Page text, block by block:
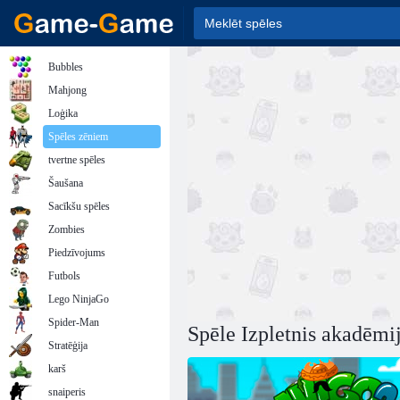
Spēle Izpletnis
Bubbles
Mahjong
Loģika
Spēles zēniem
tvertne spēles
Šaušana
Sacīkšu spēles
Zombies
Piedzīvojums
Futbols
Lego NinjaGo
Spider-Man
Stratēģija
karš
snaiperis